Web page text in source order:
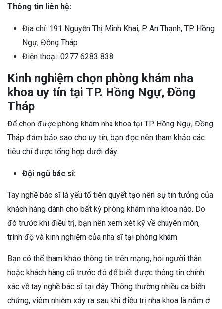
Thông tin liên hệ:
Địa chỉ: 191 Nguyễn Thị Minh Khai, P. An Thạnh, TP. Hồng
Ngự, Đồng Tháp
Điện thoại: 0277 6283 838
Kinh nghiệm chọn phòng khám nha
khoa uy tín tại TP. Hồng Ngự, Đồng
Tháp
Để chọn được phòng khám nha khoa tại TP Hồng Ngự, Đồng
Tháp đảm bảo sao cho uy tín, bạn đọc nên tham khảo các
tiêu chí được tổng hợp dưới đây.
Đội ngũ bác sĩ:
Tay nghề bác sĩ là yếu tố tiên quyết tạo nên sự tin tưởng của
khách hàng dành cho bất kỳ phòng khám nha khoa nào. Do
đó trước khi điều trị, bạn nên xem xét kỹ về chuyên môn,
trình độ và kinh nghiệm của nha sĩ tại phòng khám.
Bạn có thể tham khảo thông tin trên mạng, hỏi người thân
hoặc khách hàng cũ trước đó để biết được thông tin chính
xác về tay nghề bác sĩ tại đây. Thông thường nhiều ca biến
chứng, viêm nhiễm xảy ra sau khi điều trị nha khoa là nằm ở